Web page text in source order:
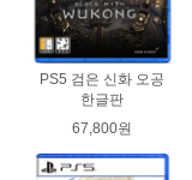
PS5 검은 신화 오공
한글판
67,800원